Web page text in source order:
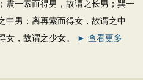
索而得男，故谓之长男；巽一
中男；离再索而得女，故谓之中
女，故谓之少女。
► 查看更多